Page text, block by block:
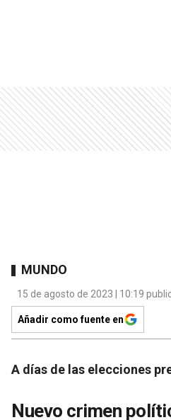
MUNDO
15 de agosto de 2023 | 10:19
Añadir como fuente en
A días de las elecciones
Nuevo crimen